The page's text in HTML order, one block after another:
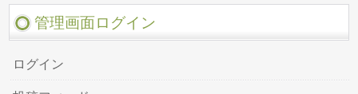
管理画面ログイン
ログイン